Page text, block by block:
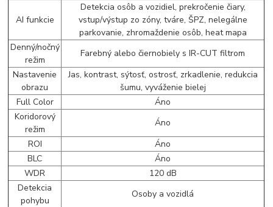
AI funkcie
Detekcia osôb a vozidiel, prekročenie čiary,
vstup/výstup zo zóny, tváre, ŠPZ, nelegálne
parkovanie, zhromaždenie osôb, heat mapa
Denný/nočný
režim
Farebný alebo čiernobiely s IR-CUT filtrom
Nastavenie
obrazu
Jas, kontrast, sýtosť, ostrosť, zrkadlenie, redukcia
šumu, vyváženie bielej
Full Color
Áno
Koridorový
režim
Áno
ROI
Áno
BLC
Áno
WDR
120 dB
Detekcia
pohybu
Osoby a vozidlá